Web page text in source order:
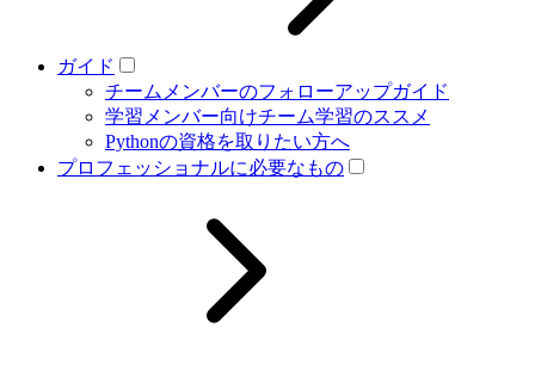
ガイド
チームメンバーのフォローアップガイド
学習メンバー向けチーム学習のススメ
Pythonの資格を取りたい方へ
プロフェッショナルに必要なもの